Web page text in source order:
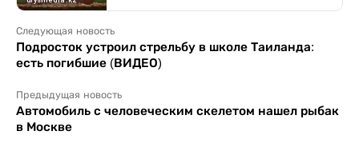
Следующая новость
Подросток устроил стрельбу в школе Таиланда:
есть погибшие (ВИДЕО)
Предыдущая новость
Автомобиль с человеческим скелетом нашел рыбак
в Москве